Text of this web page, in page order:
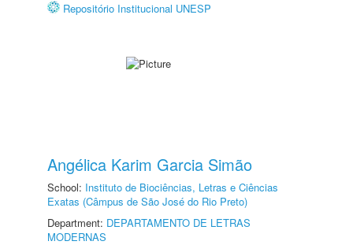
Repositório Institucional UNESP
Angélica Karim Garcia Simão
School: Instituto de Biociências, Letras e Ciências
Exatas (Câmpus de São José do Rio Preto)
Department: DEPARTAMENTO DE LETRAS
MODERNAS